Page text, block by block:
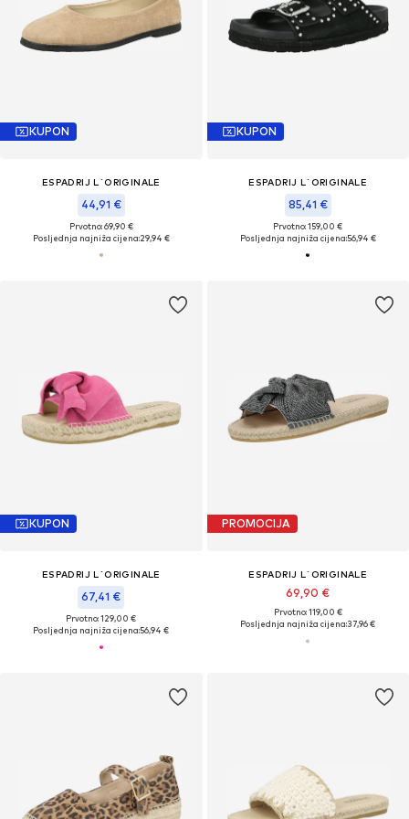
KUPON
ESPADRIJ L´ORIGINALE
44,91 €
Prvotno: 69,90 €
Posljednja najniža cijena:29,94 €
KUPON
ESPADRIJ L´ORIGINALE
85,41 €
Prvotno: 159,00 €
Posljednja najniža cijena:56,94 €
KUPON
ESPADRIJ L´ORIGINALE
67,41 €
Prvotno: 129,00 €
Posljednja najniža cijena:56,94 €
PROMOCIJA
ESPADRIJ L´ORIGINALE
69,90 €
Prvotno: 119,00 €
Posljednja najniža cijena:37,96 €